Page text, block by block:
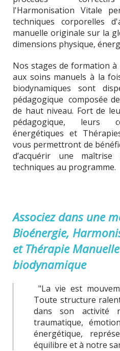
l'Harmonisation Vitale
techniques corporelles
manuelle originale sur la
dimensions physique,
Nos stages de formation à
aux soins manuels à la
biodynamiques sont
pédagogique composée
de haut niveau. Fort de
pédagogique, leurs
énergétiques et
vous permettront de
d’acquérir une
techniques au programme.
Associez dans une
Bioénergie,
et Thérapie
biodynamique
"La vie est
Toute structure
dans son activité
traumatique,
énergétique,
équilibre et à notre